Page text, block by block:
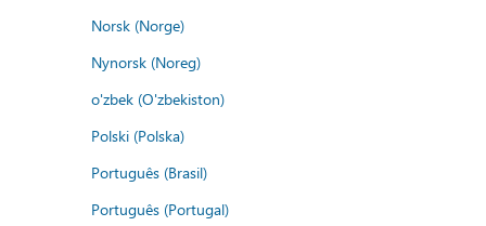
Norsk (Norge)
Nynorsk (Noreg)
o'zbek (O'zbekiston)
Polski (Polska)
Português (Brasil)
Português (Portugal)